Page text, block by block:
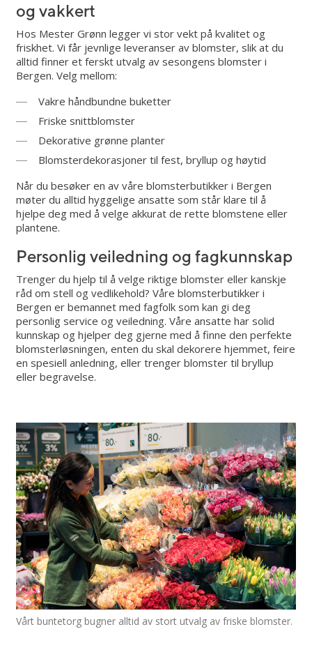
og vakkert
Hos Mester Grønn legger vi stor vekt på kvalitet og
friskhet. Vi får jevnlige leveranser av blomster, slik at du
alltid finner et ferskt utvalg av sesongens blomster i
Bergen. Velg mellom:
Vakre håndbundne buketter
Friske snittblomster
Dekorative grønne planter
Blomsterdekorasjoner til fest, bryllup og høytid
Når du besøker en av våre blomsterbutikker i Bergen
møter du alltid hyggelige ansatte som står klare til å
hjelpe deg med å velge akkurat de rette blomstene eller
plantene.
Personlig veiledning og fagkunnskap
Trenger du hjelp til å velge riktige blomster eller kanskje
råd om stell og vedlikehold? Våre blomsterbutikker i
Bergen er bemannet med fagfolk som kan gi deg
personlig service og veiledning. Våre ansatte har solid
kunnskap og hjelper deg gjerne med å finne den perfekte
blomsterløsningen, enten du skal dekorere hjemmet, feire
en spesiell anledning, eller trenger blomster til bryllup
eller begravelse.
Vårt buntetorg bugner alltid av stort utvalg av friske blomster.